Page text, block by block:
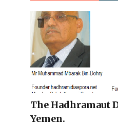
The Hadhramaut
Yemen.